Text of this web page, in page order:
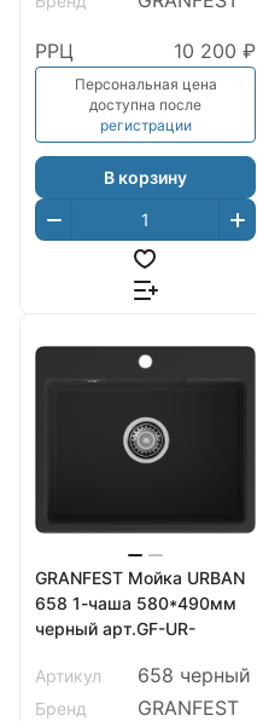
РРЦ 10 200 ₽
Персональная цена
доступна после
регистрации
В корзину
GRANFEST Мойка URBAN
658 1-чаша 580*490мм
черный арт.GF-UR-
Артикул 658 черный
Бренд GRANFEST